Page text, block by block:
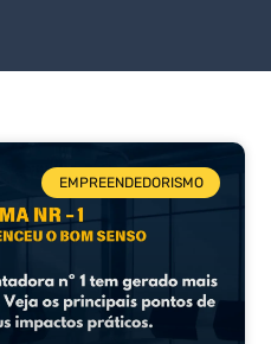
EMPREENDEDORISMO